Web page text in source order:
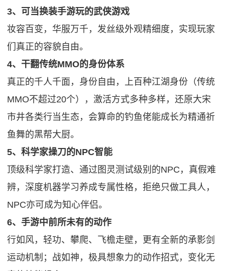
3、可当换装手游玩的武侠游戏
妆容百变，华服万千，发丝级外观精细度，实现玩家
们真正的容貌自由。
4、干翻传统MMO的身份体系
真正的千人千面，身份自由，上百种江湖身份（传统
MMO不超过20个），激活方式多种多样，还原大宋
市井各类行当生态，会算命的钓鱼佬能成长为精通祈
鱼舞的黑帮大厨。
5、科学家操刀的NPC智能
顶级科学家打造、通过图灵测试级别的NPC，真假难
辨，深度机器学习养成专属性格，拒绝只做工具人，
NPC亦可成为知心伴侣。
6、手游中前所未有的动作
行如风，轻功、攀爬、飞檐走壁，更有全新的承影剑
运动机制；战如神，极具想象力的动作招式，变化无